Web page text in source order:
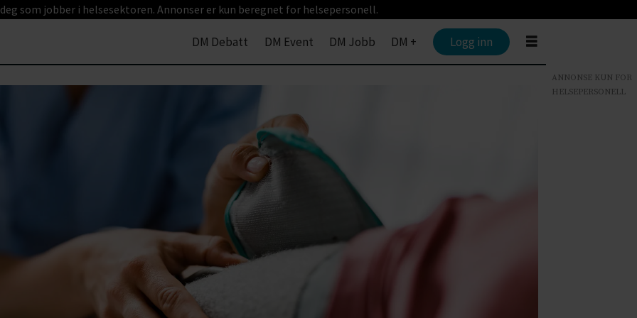
som jobber i helsesektoren. Annonser er kun beregnet for helsepersonell.
DM Debatt DM Event DM Jobb DM + Logg inn
ANNONSE KUN FOR
HELSEPERSONELL